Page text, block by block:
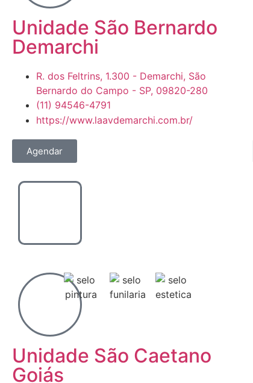
Unidade São Bernardo
Demarchi
R. dos Feltrins, 1.300 - Demarchi, São
Bernardo do Campo - SP, 09820-280
(11) 94546-4791
https://www.laavdemarchi.com.br/
Agendar
Unidade São Caetano
Goiás